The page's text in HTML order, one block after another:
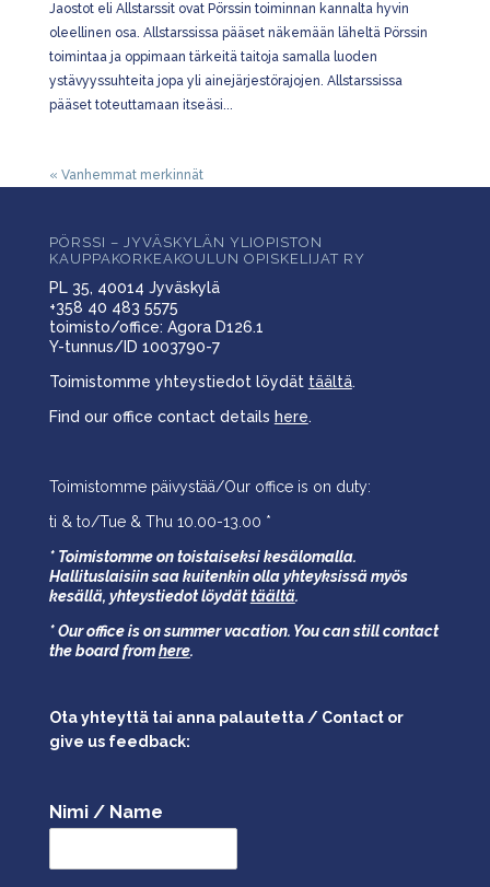
Jaostot eli Allstarssit ovat Pörssin toiminnan kannalta hyvin
oleellinen osa. Allstarssissa pääset näkemään läheltä Pörssin
toimintaa ja oppimaan tärkeitä taitoja samalla luoden
ystävyyssuhteita jopa yli ainejärjestörajojen. Allstarssissa
pääset toteuttamaan itseäsi...
« Vanhemmat merkinnät
PÖRSSI – JYVÄSKYLÄN YLIOPISTON
KAUPPAKORKEAKOULUN OPISKELIJAT RY
PL 35, 40014 Jyväskylä
+358 40 483 5575
toimisto/office: Agora D126.1
Y-tunnus/ID 1003790-7
Toimistomme yhteystiedot löydät täältä.
Find our office contact details here.
Toimistomme päivystää/Our office is on duty:
ti & to/Tue & Thu 10.00-13.00 *
* Toimistomme on toistaiseksi kesälomalla.
Hallituslaisiin saa kuitenkin olla yhteyksissä myös
kesällä, yhteystiedot löydättäältä.
* Our office is on summer vacation. You can still contact
the board fromhere.
Ota yhteyttä tai anna palautetta / Contact or
give us feedback:
Nimi / Name